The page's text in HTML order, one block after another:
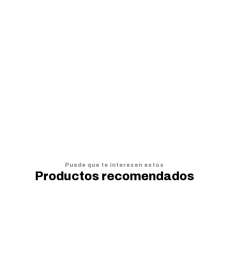
Puede que te interesen estos
Productos recomendados